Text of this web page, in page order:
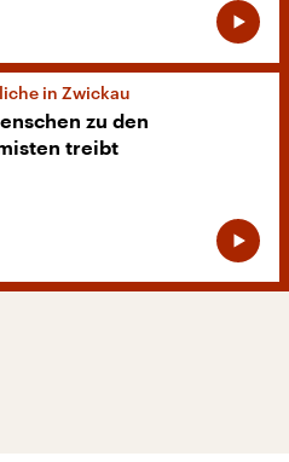
in Zwickau
zu den
treibt